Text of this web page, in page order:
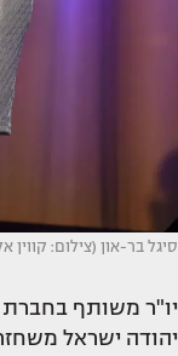
סיגל בר-און (צילום: קווין
יו"ר משותף בחברת